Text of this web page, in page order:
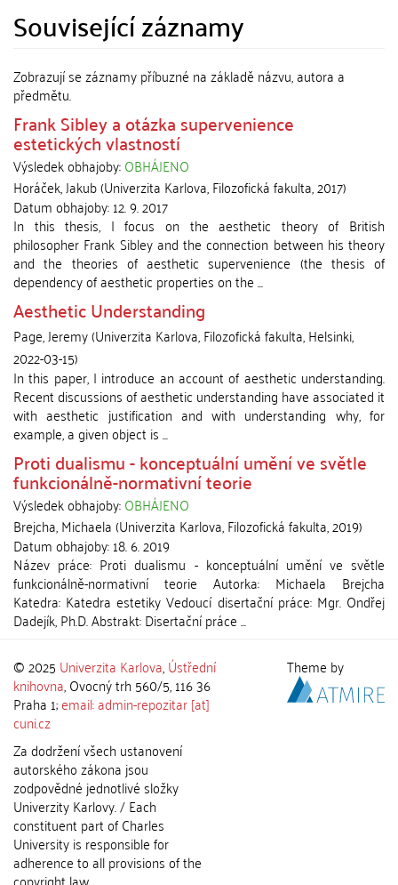
Související záznamy
Zobrazují se záznamy příbuzné na základě názvu, autora a
předmětu.
Frank Sibley a otázka supervenience
estetických vlastností
Výsledek obhajoby:OBHÁJENO
Horáček, Jakub(Univerzita Karlova, Filozofická fakulta,2017)
Datum obhajoby:12. 9. 2017
In this thesis, I focus on the aesthetic theory of British
philosopher Frank Sibley and the connection between his theory
and the theories of aesthetic supervenience (the thesis of
dependency of aesthetic properties on the ...
Aesthetic Understanding
Page, Jeremy(Univerzita Karlova, Filozofická fakulta,Helsinki,
2022-03-15)
In this paper, I introduce an account of aesthetic understanding.
Recent discussions of aesthetic understanding have associated it
with aesthetic justification and with understanding why, for
example, a given object is ...
Proti dualismu - konceptuální umění ve světle
funkcionálně-normativní teorie
Výsledek obhajoby:OBHÁJENO
Brejcha, Michaela(Univerzita Karlova, Filozofická fakulta,2019)
Datum obhajoby:18. 6. 2019
Název práce: Proti dualismu - konceptuální umění ve světle
funkcionálně-normativní teorie Autorka: Michaela Brejcha
Katedra: Katedra estetiky Vedoucí disertační práce: Mgr. Ondřej
Dadejík, Ph.D. Abstrakt: Disertační práce ...
© 2025 Univerzita Karlova,Ústřední
knihovna, Ovocný trh 560/5, 116 36
Praha 1;email: admin-repozitar [at]
cuni.cz
Za dodržení všech ustanovení
autorského zákona jsou
zodpovědné jednotlivé složky
Univerzity Karlovy. / Each
constituent part of Charles
University is responsible for
adherence to all provisions of the
Theme by